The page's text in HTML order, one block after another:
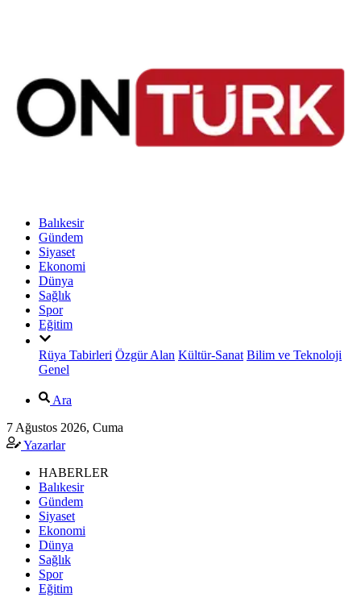
Balıkesir
Gündem
Siyaset
Ekonomi
Dünya
Sağlık
Spor
Eğitim
Rüya Tabirleri Özgür Alan Kültür-Sanat Bilim ve Teknoloji
Genel
Ara
7 Ağustos 2026, Cuma
Yazarlar
HABERLER
Balıkesir
Gündem
Siyaset
Ekonomi
Dünya
Sağlık
Spor
Eğitim